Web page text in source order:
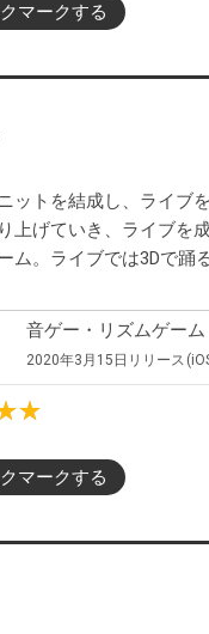
マークする
トを結成し、ライブ
げていき、ライブを
。ライブでは3Dで踊
音ゲー・リズムゲーム
2020年3月15日 リリース
マークする